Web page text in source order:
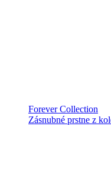
Forever Collection
Zásnubné prstne z